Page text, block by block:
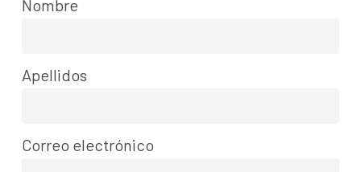
Nombre
Apellidos
Correo electrónico